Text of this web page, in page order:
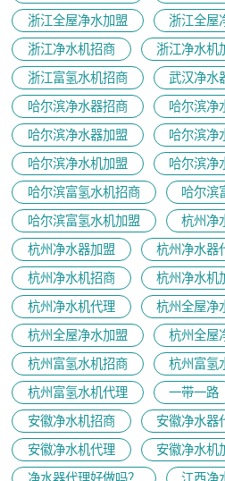
浙江全屋净水加盟
浙江全屋
浙江净水机招商
浙江净水机
浙江富氢水机招商
武汉净水
哈尔滨净水器招商
哈尔滨净
哈尔滨净水器加盟
哈尔滨净
哈尔滨净水机加盟
哈尔滨净
哈尔滨富氢水机招商
哈尔滨
哈尔滨富氢水机加盟
杭州净
杭州净水器加盟
杭州净水器
杭州净水机招商
杭州净水机
杭州净水机代理
杭州全屋净
杭州全屋净水加盟
杭州全屋
杭州富氢水机招商
杭州富氢
杭州富氢水机代理
一带一路
安徽净水机招商
安徽净水器
安徽净水机代理
安徽净水机